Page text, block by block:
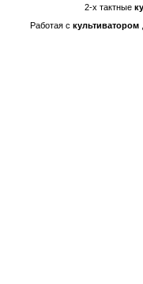
2-х тактные
Работая скультиватором